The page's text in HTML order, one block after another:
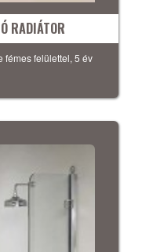
RADIÁTOR
fémes felülettel, 5 év